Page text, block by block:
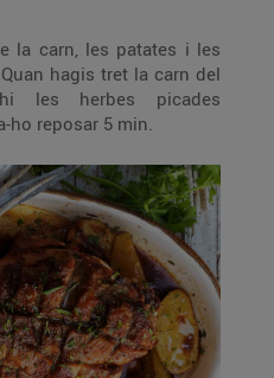
la carn, les patates i les
carn del
hi les herbes picades
i deixa-ho reposar 5 min.